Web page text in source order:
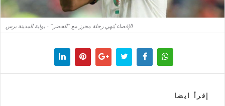
الإقصاء يُنهي رحلة محرز مع "الخضر" - بوابة المدينة برس
إقرأ ايضا